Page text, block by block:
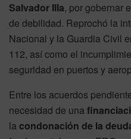
Salvador Illa, por gobernar
de debilidad. Reprochó la
Nacional y la Guardia Civil
112, así como el
seguridad en puertos y
Entre los acuerdos
necesidad de una
lacondonación de la